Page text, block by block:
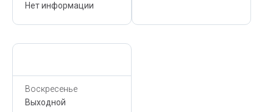
Нет информации
Воскресенье
Выходной